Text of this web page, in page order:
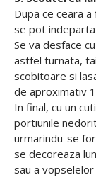
Dupa ce ceara
se pot
Se va desface
astfel turnata,
scobitoare si
de aproximativ
In final, cu un
portiunile
urmarindu-se
se decoreaza
sau a vopselelor